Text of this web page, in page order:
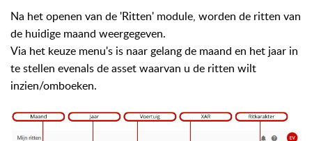
Na het openen van de 'Ritten' module, worden de ritten van
de huidige maand weergegeven.
Via het keuze menu's is naar gelang de maand en het jaar in
te stellen evenals de asset waarvan u de ritten wilt
inzien/omboeken.